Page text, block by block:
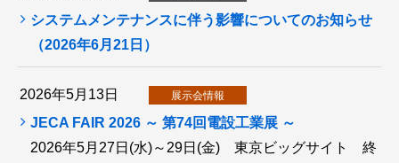
システムメンテナンスに伴う影響についてのお知らせ
（2026年6月21日）
2026年5月13日 展示会情報
JECA FAIR 2026 ～ 第74回電設工業展 ～
2026年5月27日(水)～29日(金) 東京ビッグサイト 終